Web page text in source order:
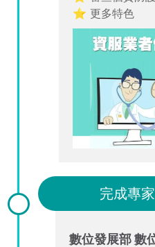
⭐ 更多特色
完成專
數位發展部 數